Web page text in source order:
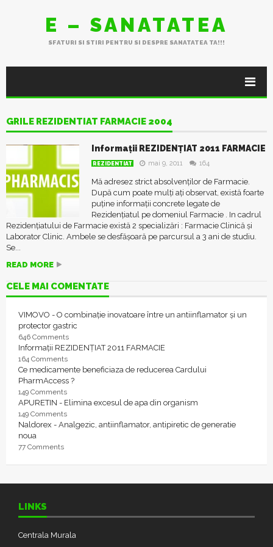
E – SANATATEA
SFATURI SI STIRI PENTRU SI DESPRE SANATATEA TA!!!
GRILE REZIDENTIAT FARMACIE 2004
Informații REZIDENȚIAT 2011 FARMACIE
REZIDENTIAT mai 9, 2011 164
Mă adresez strict absolvenților de Farmacie.
După cum poate mulți ați observat, există foarte
puține informații concrete legate de
Rezidențiatul pe domeniul Farmacie . In cadrul
Rezidențiatului de Farmacie există 2 specializări : Farmacie Clinică și
Laborator Clinic. Ambele se desfășoară pe parcursul a 3 ani de studiu.
Se...
READ MORE
CELE MAI COMENTATE
VIMOVO - O combinație inovatoare între un antiinflamator și un
protector gastric
646 Comments
Informații REZIDENȚIAT 2011 FARMACIE
164 Comments
Ce medicamente beneficiaza de reducerea Cardului
PharmAccess ?
149 Comments
APURETIN - Elimina excesul de apa din organism
149 Comments
Naldorex - Analgezic, antiinflamator, antipiretic de generatie
noua
77 Comments
LINKS
Centrala Murala